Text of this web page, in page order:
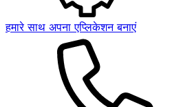
हमारे साथ अपना एप्लिकेशन बनाएं